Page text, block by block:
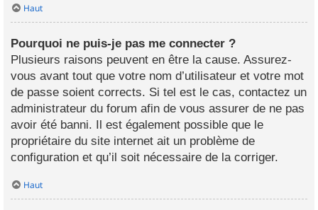
Haut
Pourquoi ne puis-je pas me connecter ?
Plusieurs raisons peuvent en être la cause. Assurez-
vous avant tout que votre nom d’utilisateur et votre mot
de passe soient corrects. Si tel est le cas, contactez un
administrateur du forum afin de vous assurer de ne pas
avoir été banni. Il est également possible que le
propriétaire du site internet ait un problème de
configuration et qu’il soit nécessaire de la corriger.
Haut